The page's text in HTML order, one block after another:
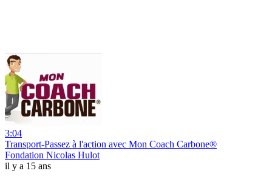
3:04
Transport-Passez à l'action avec Mon Coach Carbone®
Fondation Nicolas Hulot
il y a 15 ans